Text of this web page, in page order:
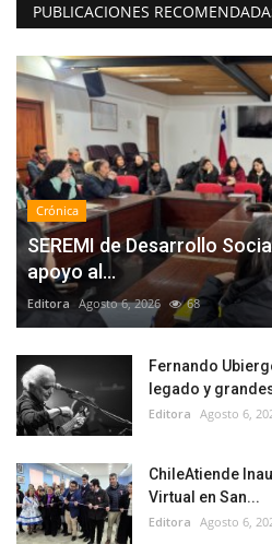
PUBLICACIONES
Crónica
SEREMI de Desarrollo
apoyo al...
Editora Agosto 6, 2026 68
Fernando
legado y
Editora Agosto 6,
ChileAtiende
Virtual en San...
Editora Agosto 6,